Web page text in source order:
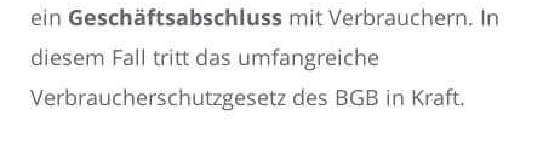
ein Geschäftsabschluss mit Verbrauchern. In
diesem Fall tritt das umfangreiche
Verbraucherschutzgesetz des BGB in Kraft.